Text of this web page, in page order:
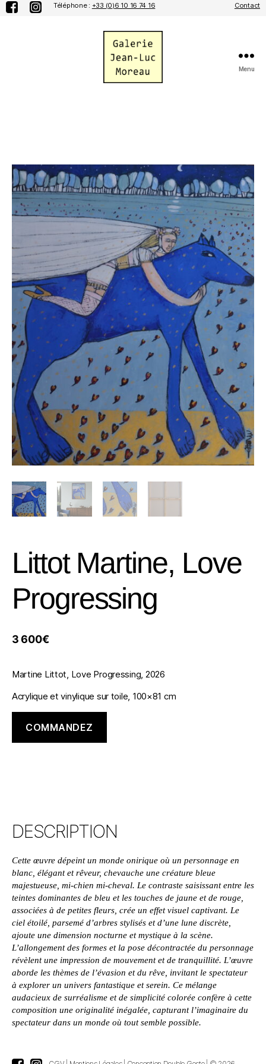
Téléphone : +33 (0)6 10 16 74 16 Contact
Menu
Littot Martine, Love
Progressing
3 600€
Martine Littot, Love Progressing, 2026
Acrylique et vinylique sur toile, 100×81 cm
COMMANDEZ
DESCRIPTION
Cette œuvre dépeint un monde onirique où un personnage en
blanc, élégant et rêveur, chevauche une créature bleue
majestueuse, mi-chien mi-cheval. Le contraste saisissant entre les
teintes dominantes de bleu et les touches de jaune et de rouge,
associées à de petites fleurs, crée un effet visuel captivant. Le
ciel étoilé, parsemé d’arbres stylisés et d’une lune discrète,
ajoute une dimension nocturne et mystique à la scène.
L’allongement des formes et la pose décontractée du personnage
révèlent une impression de mouvement et de tranquillité. L’œuvre
aborde les thèmes de l’évasion et du rêve, invitant le spectateur
à explorer un univers fantastique et serein. Ce mélange
audacieux de surréalisme et de simplicité colorée confère à cette
composition une originalité inégalée, capturant l’imaginaire du
spectateur dans un monde où tout semble possible.